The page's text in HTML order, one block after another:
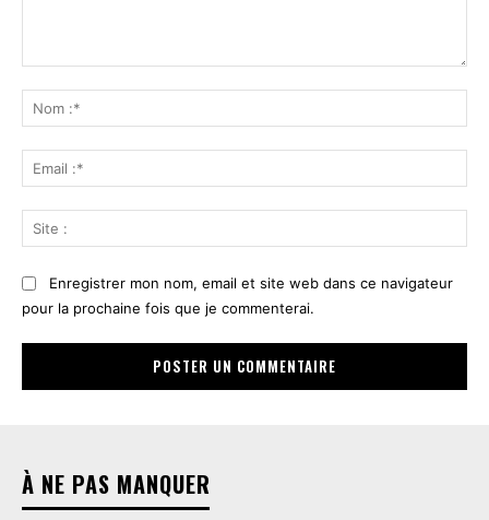
:*
:*
:
Enregistrer mon nom, email et site web dans ce navigateur
pour la prochaine fois que je commenterai.
À NE PAS MANQUER